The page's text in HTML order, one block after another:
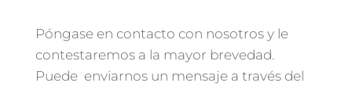
Póngase en contacto con nosotros y le
contestaremos a la mayor brevedad.
Puede enviarnos un mensaje a través del